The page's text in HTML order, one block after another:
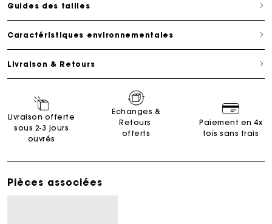
Guides des tailles
Caractéristiques environnementales
Livraison & Retours
Livraison offerte
sous 2-3 jours
ouvrés
Echanges &
Retours
offerts
Paiement en 4x
fois sans frais
Pièces associées